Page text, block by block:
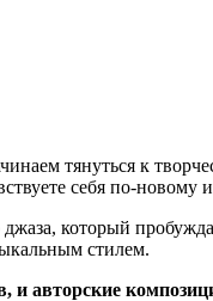
тянуться к
себя по-
который
стилем.
авторские